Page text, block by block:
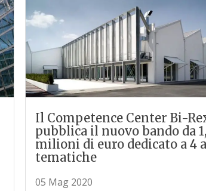
Il Competence Center Bi-
pubblica il nuovo bando da
milioni di euro dedicato a 4
tematiche
05 Mag 2020